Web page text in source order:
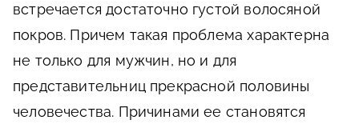
встречается достаточно густой волосяной
покров. Причем такая проблема характерна
не только для мужчин, но и для
представительниц прекрасной половины
человечества. Причинами ее становятся